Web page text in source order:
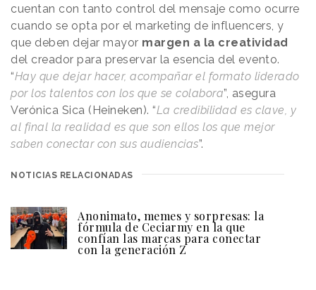
cuentan con tanto control del mensaje como ocurre
cuando se opta por el marketing de influencers, y
que deben dejar mayor margen a la creatividad
del creador para preservar la esencia del evento.
“Hay que dejar hacer, acompañar el formato liderado
por los talentos con los que se colabora”, asegura
Verónica Sica (Heineken). “La credibilidad es clave, y
al final la realidad es que son ellos los que mejor
saben conectar con sus audiencias”.
NOTICIAS RELACIONADAS
Anonimato, memes y sorpresas: la
fórmula de Ceciarmy en la que
confían las marcas para conectar
con la generación Z